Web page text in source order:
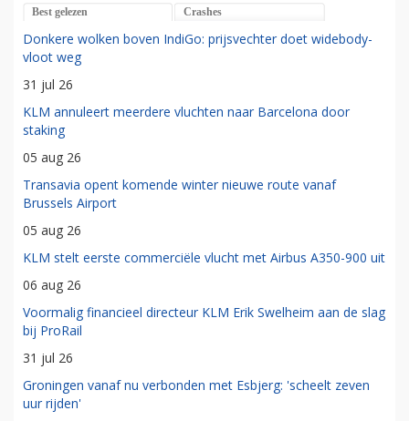
Best gelezen Crashes
Donkere wolken boven IndiGo: prijsvechter doet widebody-
vloot weg
31 jul 26
KLM annuleert meerdere vluchten naar Barcelona door
staking
05 aug 26
Transavia opent komende winter nieuwe route vanaf
Brussels Airport
05 aug 26
KLM stelt eerste commerciële vlucht met Airbus A350-900 uit
06 aug 26
Voormalig financieel directeur KLM Erik Swelheim aan de slag
bij ProRail
31 jul 26
Groningen vanaf nu verbonden met Esbjerg: 'scheelt zeven
uur rijden'